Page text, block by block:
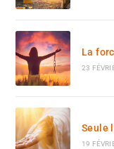
La
23
Seule
19